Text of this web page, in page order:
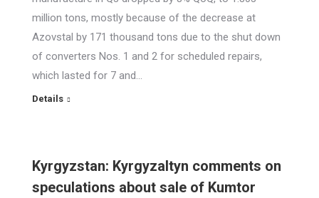
million tons, mostly because of the decrease at
Azovstal by 171 thousand tons due to the shut down
of converters Nos. 1 and 2 for scheduled repairs,
which lasted for 7 and…
Details
Kyrgyzstan: Kyrgyzaltyn comments on
speculations about sale of Kumtor